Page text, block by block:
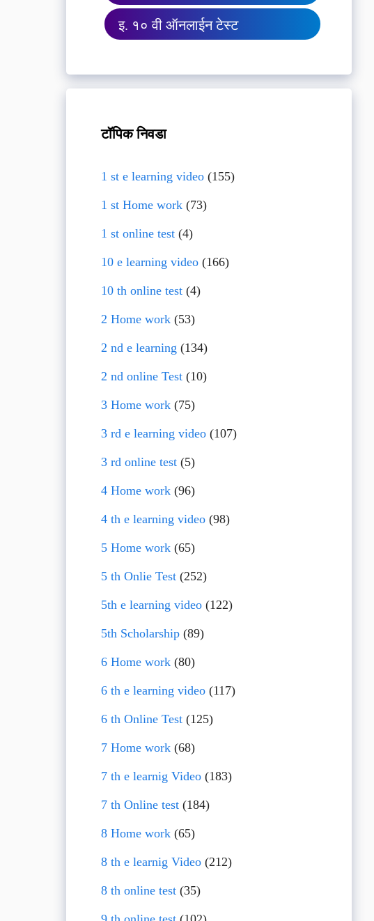
इ. १० वी ऑनलाईन टेस्ट
टॉपिक निवडा
1 st e learning video(155)
1 st Home work(73)
1 st online test(4)
10 e learning video(166)
10 th online test(4)
2 Home work(53)
2 nd e learning (134)
2 nd online Test(10)
3 Home work(75)
3 rd e learning video(107)
3 rd online test(5)
4 Home work(96)
4 th e learning video(98)
5 Home work(65)
5 th Onlie Test(252)
5th e learning video(122)
5th Scholarship(89)
6 Home work(80)
6 th e learning video(117)
6 th Online Test(125)
7 Home work(68)
7 th e learnig Video(183)
7 th Online test(184)
8 Home work(65)
8 th e learnig Video(212)
8 th online test(35)